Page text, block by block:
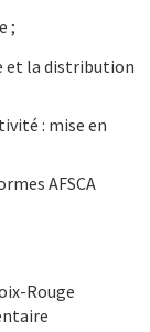
;
et la distribution
: mise en
AFSCA
Rouge